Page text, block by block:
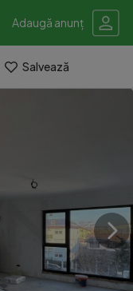
Adaugă anunț
Salvează